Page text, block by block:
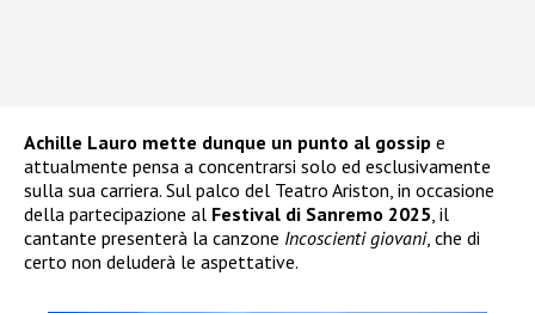
Achille Lauro mette dunque un punto al gossip e
attualmente pensa a concentrarsi solo ed esclusivamente
sulla sua carriera. Sul palco del Teatro Ariston, in occasione
della partecipazione al Festival di Sanremo 2025, il
cantante presenterà la canzone Incoscienti giovani, che di
certo non deluderà le aspettative.